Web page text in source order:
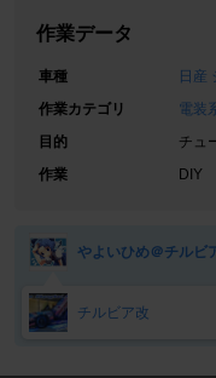
作業データ
車種
日産
作業カテゴリ
電装
目的
チュ
作業
DIY
やよいひめ＠チルビ
チルビア改